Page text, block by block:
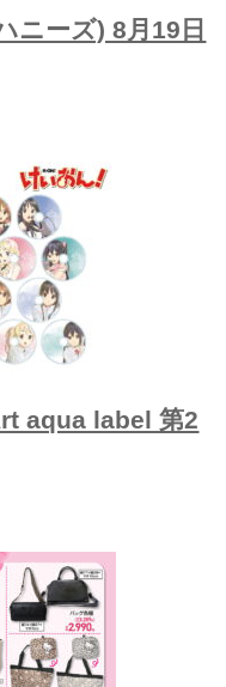
ニーズ) 8月19日
aqua label 第2